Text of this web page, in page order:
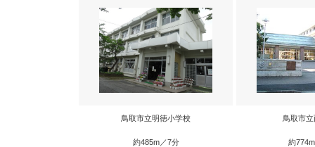
鳥取市立明徳小学校
約485m／7分
鳥取市
約